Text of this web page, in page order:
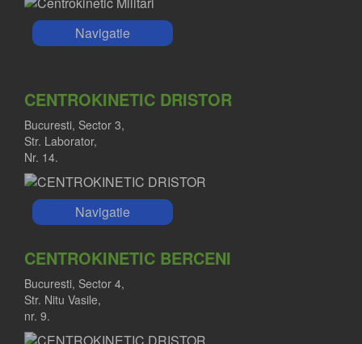
Navigatie
CENTROKINETIC DRISTOR
Bucuresti, Sector 3,
Str. Laborator,
Nr. 14.
Navigatie
CENTROKINETIC BERCENI
Bucuresti, Sector 4,
Str. Nitu Vasile,
nr. 9.